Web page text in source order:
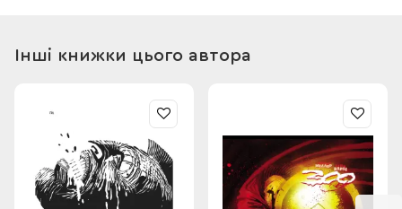
Інші книжки цього автора